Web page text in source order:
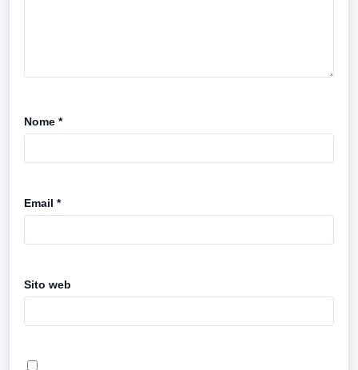
Nome *
Email *
Sito web